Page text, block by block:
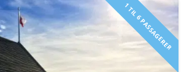
1 TIL 6 PASSAGERER